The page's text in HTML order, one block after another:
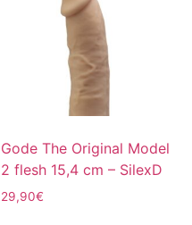
Gode The Original Model
2 flesh 15,4 cm – SilexD
29,90€